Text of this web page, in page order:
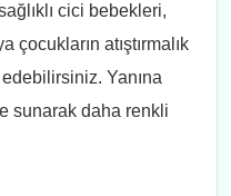
cici bebekleri,
çocukların atıştırmalık
Yanına
sunarak daha renkli